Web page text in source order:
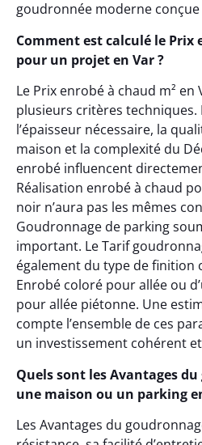
goudronnée moderne
Comment est calculé le Prix
pour un projet en Var ?
Le Prix enrobé à chaud m² en
plusieurs critères techniques.
l’épaisseur nécessaire, la
maison et la complexité du
enrobé influencent
Réalisation enrobé à chaud
noir n’aura pas les mêmes
Goudronnage de parking
important. Le Tarif
également du type de finition
Enrobé coloré pour allée ou
pour allée piétonne. Une
compte l’ensemble de ces
un investissement cohérent
Quels sont les Avantages
une maison ou un parking
Les Avantages du